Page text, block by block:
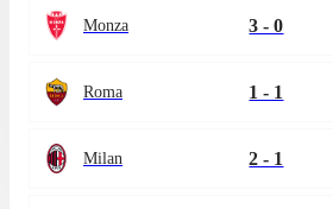
Monza 3 - 0
Roma 1 - 1
Milan 2 - 1